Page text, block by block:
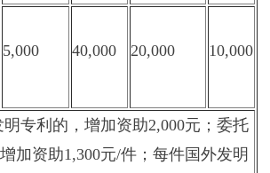
5,000 40,000 20,000 10,000
专利的，增加资助2,000元；委托
加资助1,300元/件；每件国外发明